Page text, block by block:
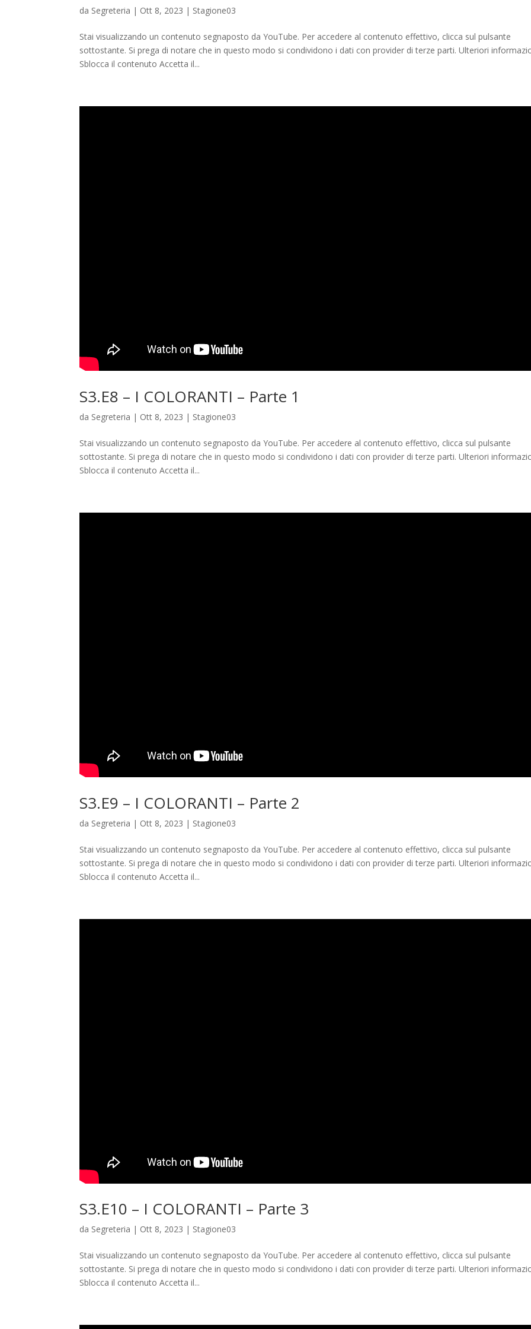
da Segreteria | Ott 8, 2023 | Stagione03
Stai visualizzando un contenuto segnaposto da YouTube. Per accedere al contenuto effettivo, clicca sul pulsante
sottostante. Si prega di notare che in questo modo si condividono i dati con provider di terze parti. Ulteriori
Sblocca il contenuto Accetta il...
S3.E8 – I COLORANTI – Parte 1
da Segreteria | Ott 8, 2023 | Stagione03
Stai visualizzando un contenuto segnaposto da YouTube. Per accedere al contenuto effettivo, clicca sul pulsante
sottostante. Si prega di notare che in questo modo si condividono i dati con provider di terze parti. Ulteriori
Sblocca il contenuto Accetta il...
S3.E9 – I COLORANTI – Parte 2
da Segreteria | Ott 8, 2023 | Stagione03
Stai visualizzando un contenuto segnaposto da YouTube. Per accedere al contenuto effettivo, clicca sul pulsante
sottostante. Si prega di notare che in questo modo si condividono i dati con provider di terze parti. Ulteriori
Sblocca il contenuto Accetta il...
S3.E10 – I COLORANTI – Parte 3
da Segreteria | Ott 8, 2023 | Stagione03
Stai visualizzando un contenuto segnaposto da YouTube. Per accedere al contenuto effettivo, clicca sul pulsante
sottostante. Si prega di notare che in questo modo si condividono i dati con provider di terze parti. Ulteriori
Sblocca il contenuto Accetta il...